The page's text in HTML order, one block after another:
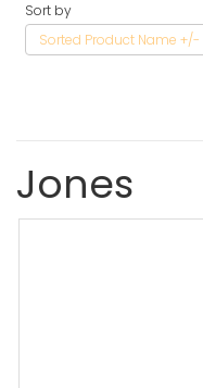
Sort by
Sorted Product Name +/-
Jones